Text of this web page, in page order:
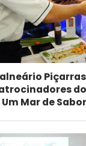
Mar de